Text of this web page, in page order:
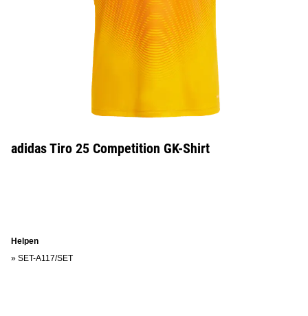
adidas Tiro 25 Competition GK-Shirt
Helpen
» SET-A117/SET